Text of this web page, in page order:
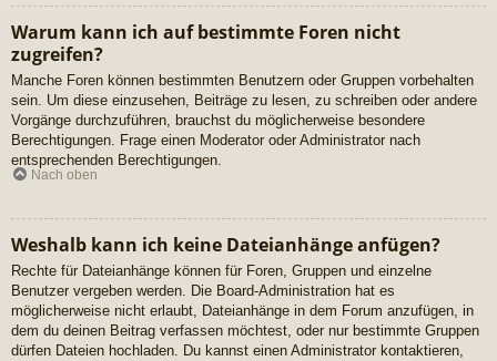
Warum kann ich auf bestimmte Foren nicht
zugreifen?
Manche Foren können bestimmten Benutzern oder Gruppen vorbehalten
sein. Um diese einzusehen, Beiträge zu lesen, zu schreiben oder andere
Vorgänge durchzuführen, brauchst du möglicherweise besondere
Berechtigungen. Frage einen Moderator oder Administrator nach
entsprechenden Berechtigungen.
Nach oben
Weshalb kann ich keine Dateianhänge anfügen?
Rechte für Dateianhänge können für Foren, Gruppen und einzelne
Benutzer vergeben werden. Die Board-Administration hat es
möglicherweise nicht erlaubt, Dateianhänge in dem Forum anzufügen, in
dem du deinen Beitrag verfassen möchtest, oder nur bestimmte Gruppen
dürfen Dateien hochladen. Du kannst einen Administrator kontaktieren,